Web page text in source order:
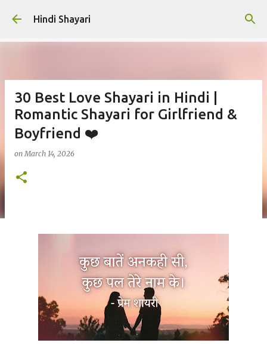
Skip to main content
Hindi Shayari
30 Best Love Shayari in Hindi |
Romantic Shayari for Girlfriend &
Boyfriend ❤️
onMarch 14, 2026